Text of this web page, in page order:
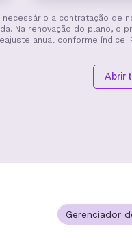
a contratação de
Na renovação do plano, o
anual conforme índice
Abrir
Gerenciador